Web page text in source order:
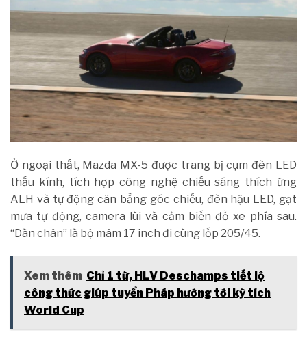
Ở ngoại thất, Mazda MX-5 được trang bị cụm đèn LED
thấu kính, tích hợp công nghệ chiếu sáng thích ứng
ALH và tự động cân bằng góc chiếu, đèn hậu LED, gạt
mưa tự động, camera lùi và cảm biến đỗ xe phía sau.
“Dàn chân” là bộ mâm 17 inch đi cùng lốp 205/45.
Xem thêm Chỉ 1 từ, HLV Deschamps tiết lộ
công thức giúp tuyển Pháp hướng tới kỳ tích
World Cup